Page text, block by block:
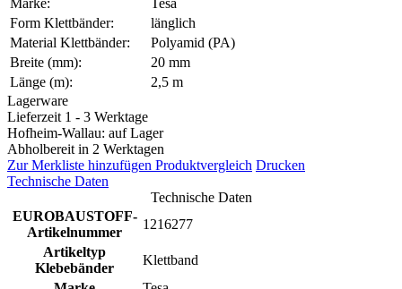
Form Klettbänder:
länglich
Material Klettbänder:
Polyamid (PA)
Breite (mm):
20 mm
Länge (m):
2,5 m
Lagerware
Lieferzeit 1 - 3 Werktage
Hofheim-Wallau: auf Lager
Abholbereit in 2 Werktagen
Zur Merkliste hinzufügen Produktvergleich Drucken
Technische Daten
Technische Daten
EUROBAUSTOFF-
Artikelnummer
1216277
Artikeltyp
Klebebänder
Klettband